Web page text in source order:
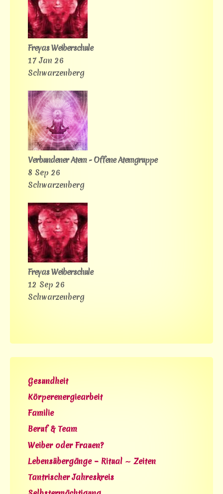
Freyas Weiberschule
17 Jan 26
Schwarzenberg
Verbundener Atem - Offene Atemgruppe
8 Sep 26
Schwarzenberg
Freyas Weiberschule
12 Sep 26
Schwarzenberg
Gesundheit
Körperenergiearbeit
Familie
Beruf & Team
Weiber oder Frauen?
Lebensübergänge – Ritual ∼ Zeiten
Tantrischer Jahreskreis